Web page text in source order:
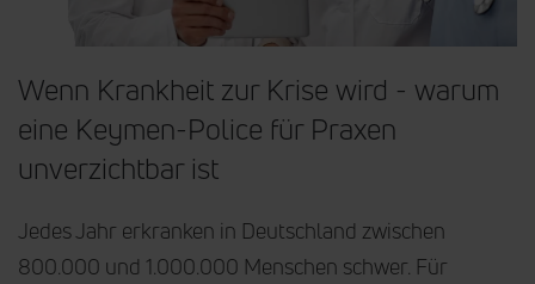
Wenn Krankheit zur Krise wird - warum
eine Keymen-Police für Praxen
unverzichtbar ist
Jedes Jahr erkranken in Deutschland zwischen
800.000 und 1.000.000 Menschen schwer. Für